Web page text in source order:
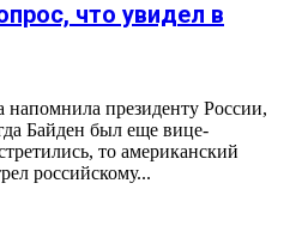
что увидел в
напомнила президенту России,
Байден был еще вице-
то американский
российскому...